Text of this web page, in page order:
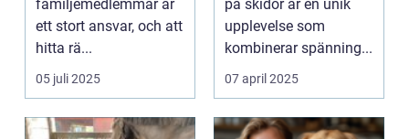
familjemedlemmar är
ett stort ansvar, och att
hitta rä...
05 juli 2025
på skidor är en unik
upplevelse som
kombinerar spänning...
07 april 2025